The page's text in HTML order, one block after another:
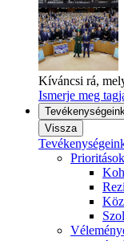
Kíváncsi rá,
Ismerje meg
Vissza
Prioritások